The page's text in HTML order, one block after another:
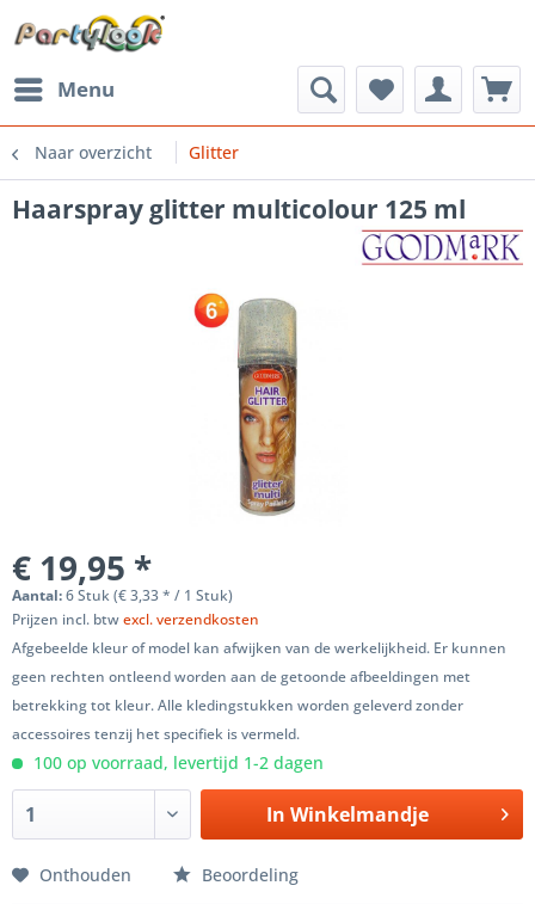
Menu
Naar overzicht Glitter
Haarspray glitter multicolour 125 ml
€ 19,95 *
Aantal:6 Stuk (€ 3,33 * / 1 Stuk)
Prijzen incl. btwexcl. verzendkosten
Afgebeelde kleur of model kan afwijken van de werkelijkheid. Er kunnen
geen rechten ontleend worden aan de getoonde afbeeldingen met
betrekking tot kleur. Alle kledingstukken worden geleverd zonder
accessoires tenzij het specifiek is vermeld.
100 op voorraad, levertijd 1-2 dagen
In Winkelmandje
Onthouden Beoordeling